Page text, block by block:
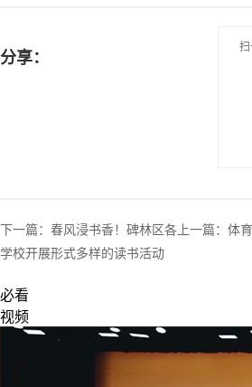
分享：
上一篇： 体
下一篇： 春风浸书香！碑林区各
学校开展形式多样的读书活动
必看
视频